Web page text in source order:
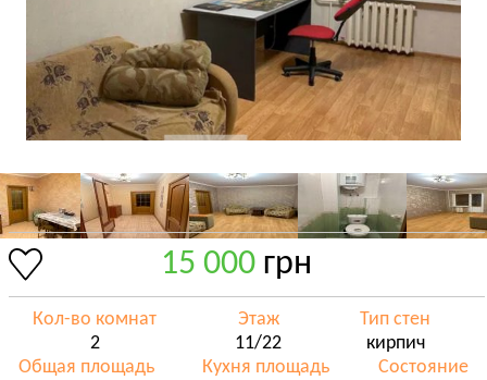
15 000 грн
Кол-во комнат
2
Этаж
11/22
Тип стен
кирпич
Общая площадь
Кухня площадь
Состояние